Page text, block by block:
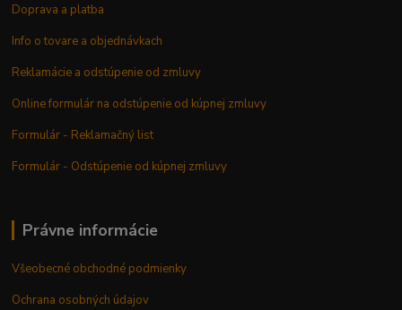
Doprava a platba
Info o tovare a objednávkach
Reklamácie a odstúpenie od zmluvy
Online formulár na odstúpenie od kúpnej zmluvy
Formulár - Reklamačný list
Formulár - Odstúpenie od kúpnej zmluvy
Právne informácie
Všeobecné obchodné podmienky
Ochrana osobných údajov